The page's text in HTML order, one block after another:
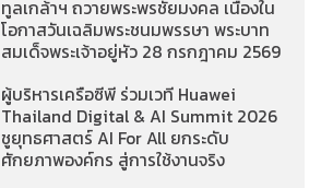
ทูลเกล้าฯ ถวายพระพรชัยมงคล เนื่องใน
โอกาสวันเฉลิมพระชนมพรรษา พระบาท
สมเด็จพระเจ้าอยู่หัว 28 กรกฎาคม 2569
ผู้บริหารเครือซีพี ร่วมเวที Huawei
Thailand Digital & AI Summit 2026
ชูยุทธศาสตร์ AI For All ยกระดับ
ศักยภาพองค์กร สู่การใช้งานจริง